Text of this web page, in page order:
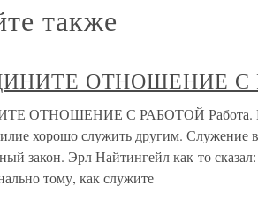
также
ОТНОШЕНИЕ С
ОТНОШЕНИЕ С РАБОТОЙ Работа.
хорошо служить другим. Служение
закон. Эрл Найтингейл как-то
тому, как служите